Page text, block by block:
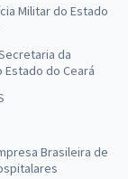
Militar do Estado
Secretaria da
Estado do Ceará
Brasileira de